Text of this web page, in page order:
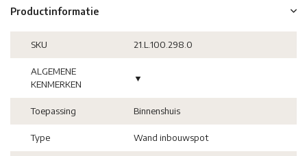
Productinformatie
SKU 21.L.100.298.0
ALGEMENE
KENMERKEN
▼
Toepassing Binnenshuis
Type Wand inbouwspot